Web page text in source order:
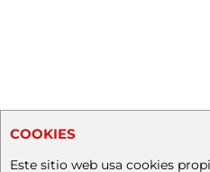
COOKIES
Este sitio web usa cookies